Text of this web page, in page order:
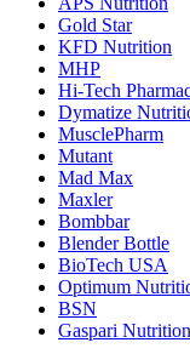
Gold Star
KFD Nutrition
MHP
Hi-Tech
Dymatize
MusclePharm
Mutant
Mad Max
Maxler
Bombbar
Blender Bottle
BioTech USA
Optimum
BSN
Gaspari Nutrition